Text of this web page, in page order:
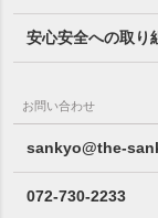
安心安全への取り
お問い合わせ
sankyo@the-
072-730-2233